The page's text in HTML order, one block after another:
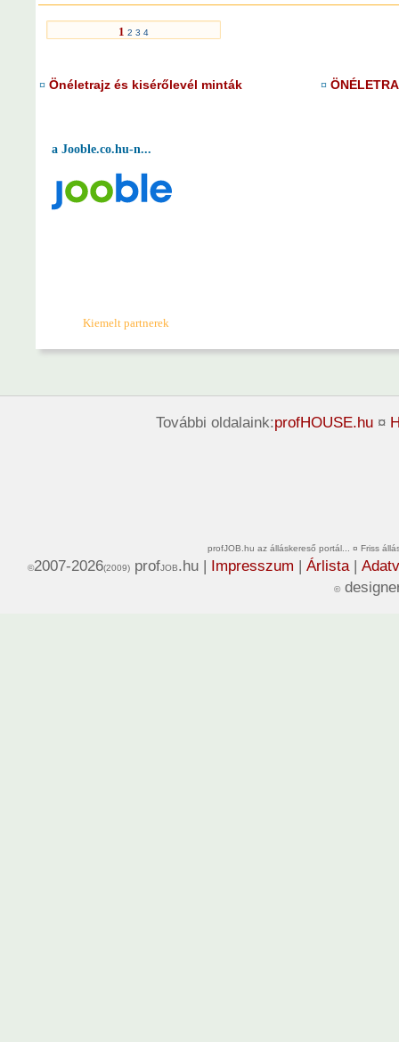
1 2 3 4
¤ Önéletrajz és kisérőlevél minták ¤
a Jooble.co.hu-n...
Kiemelt partnerek
További oldalaink:profHOUSE.hu¤
profJOB.hu az álláskereső portál... ¤ Friss
©2007-2026(2009)profJOB.hu | Impresszum | Árlista|
©